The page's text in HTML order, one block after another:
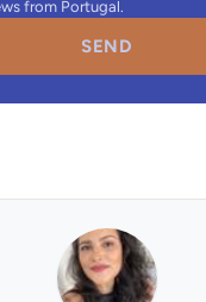
from Portugal.
SEND